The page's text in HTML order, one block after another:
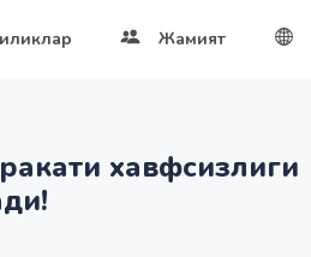
Жамият
хавфсизлиги